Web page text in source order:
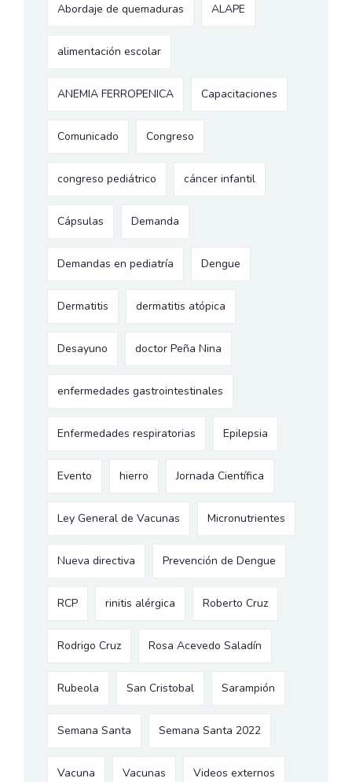
Abordaje de quemaduras ALAPE
alimentación escolar
ANEMIA FERROPENICA Capacitaciones
Comunicado Congreso
congreso pediátrico cáncer infantil
Cápsulas Demanda
Demandas en pediatría Dengue
Dermatitis dermatitis atópica
Desayuno doctor Peña Nina
enfermedades gastrointestinales
Enfermedades respiratorias Epilepsia
Evento hierro Jornada Científica
Ley General de Vacunas Micronutrientes
Nueva directiva Prevención de Dengue
RCP rinitis alérgica Roberto Cruz
Rodrigo Cruz Rosa Acevedo Saladín
Rubeola San Cristobal Sarampión
Semana Santa Semana Santa 2022
Vacuna Vacunas Videos externos